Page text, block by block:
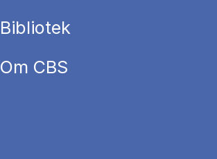
Bibliotek
Om CBS